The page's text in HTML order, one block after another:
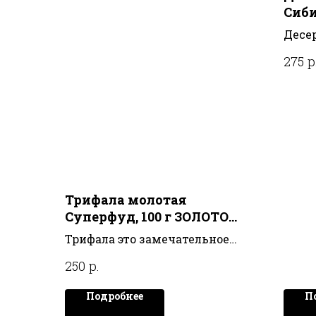
Трифала молотая
Суперфуд, 100 г ЗОЛОТО
ИНДИИ
Трифала это замечательное
всех недугов
250 р.
Подробнее
МИР
275 р.